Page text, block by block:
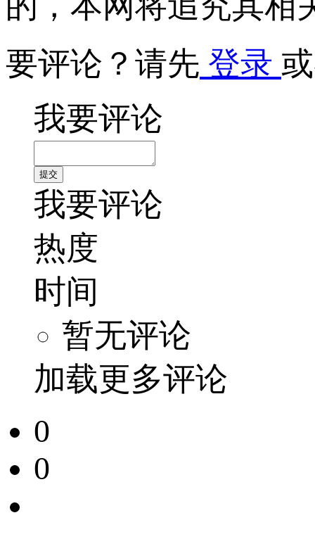
要评论？请先 登录
我要评论
我要评论
热度
时间
暂无评论
加载更多评论
0
0